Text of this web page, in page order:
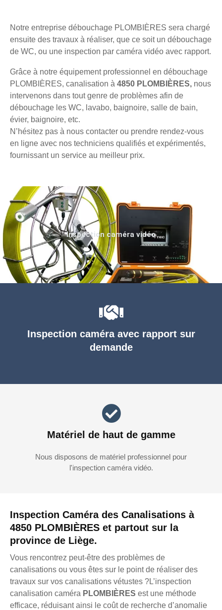
Notre entreprise débouchage PLOMBIÈRES sera chargé
ensuite des travaux à réaliser, que ce soit un débouchage
de WC, ou une inspection par caméra vidéo avec rapport.
Grâce à notre équipement professionnel en débouchage
PLOMBIÈRES, canalisation à 4850 PLOMBIÈRES, nous
intervenons dans tout genre de problèmes afin de
débouchage les WC, lavabo, baignoire, salle de bain,
évier, baignoire, etc.
N’hésitez pas à nous contacter ou prendre rendez-vous
en ligne avec nos techniciens qualifiés et expérimentés,
fournissant un service au meilleur prix.
Inspection Caméra des Canalisations à
4850 PLOMBIÈRES et partout sur la
province de Liège.
Vous rencontrez peut-être des problèmes de
canalisations ou vous êtes sur le point de réaliser des
travaux sur vos canalisations vétustes ?L’inspection
canalisation caméra PLOMBIÈRES est une méthode
efficace, réduisant ainsi le coût de recherche d’anomalie
Inspection caméra avec rapport sur
demande
Matériel de haut de gamme
Nous disposons de matériel professionnel pour
l'inspection caméra vidéo.
Inspection caméra vidéo